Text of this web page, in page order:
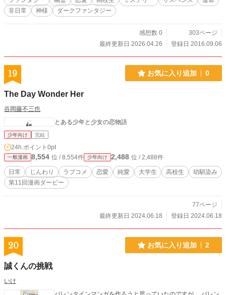
非日常
神様 ダークファンタジー
感想数 0
303ページ
最終更新日 2026.04.26
登録日 2016.09.06
19 お気に入り追加 0
The Day Wonder Her
谷岡藤不三也
とある少年と少女の恋物語
少年向け 完結
24h.ポイント 0pt
一般漫画 8,554 位 / 8,554件 少年向け 2,488 位 / 2,488件
日常 じんわり ラブコメ 恋愛 純愛 大学生 高校生
幼馴染み
第11回漫画ダービー
77ページ
最終更新日 2024.06.18
登録日 2024.06.18
20 お気に入り追加 2
誠くんの挑戦
いけ